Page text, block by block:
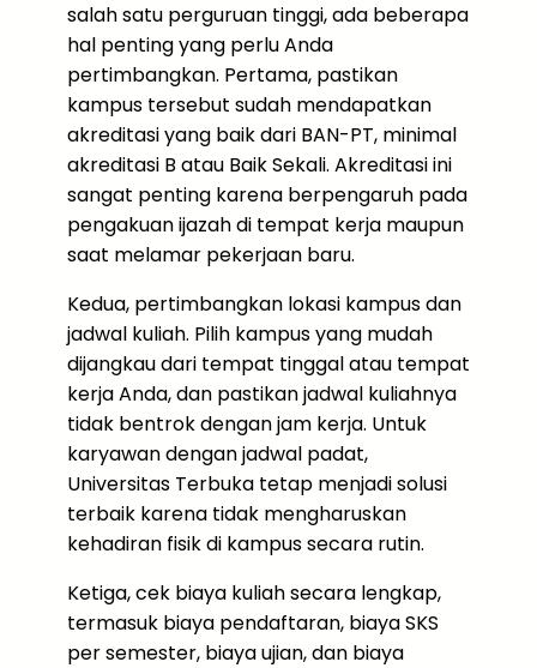
salah satu perguruan tinggi, ada beberapa
hal penting yang perlu Anda
pertimbangkan. Pertama, pastikan
kampus tersebut sudah mendapatkan
akreditasi yang baik dari BAN-PT, minimal
akreditasi B atau Baik Sekali. Akreditasi ini
sangat penting karena berpengaruh pada
pengakuan ijazah di tempat kerja maupun
saat melamar pekerjaan baru.
Kedua, pertimbangkan lokasi kampus dan
jadwal kuliah. Pilih kampus yang mudah
dijangkau dari tempat tinggal atau tempat
kerja Anda, dan pastikan jadwal kuliahnya
tidak bentrok dengan jam kerja. Untuk
karyawan dengan jadwal padat,
Universitas Terbuka tetap menjadi solusi
terbaik karena tidak mengharuskan
kehadiran fisik di kampus secara rutin.
Ketiga, cek biaya kuliah secara lengkap,
termasuk biaya pendaftaran, biaya SKS
per semester, biaya ujian, dan biaya